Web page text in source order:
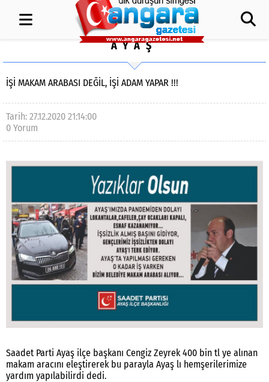
AYAŞ
İŞI MAKAM ARABASI DEĞIL, İŞİ ADAM YAPAR !!!
Tarih: 27.12.2020 21:14:00
0 Yorum
Saadet Parti Ayaş ilçe başkanı Cengiz Zeyrek 400 bin tl ye alınan
makam aracını eleştirerek bu parayla Ayaş lı hemşerilerimize
yardım yapılabilirdi dedi.